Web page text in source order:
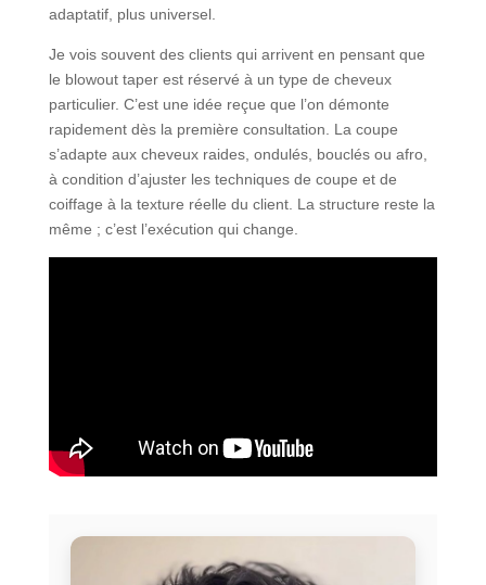
adaptatif, plus universel.
Je vois souvent des clients qui arrivent en pensant que
le blowout taper est réservé à un type de cheveux
particulier. C’est une idée reçue que l’on démonte
rapidement dès la première consultation. La coupe
s’adapte aux cheveux raides, ondulés, bouclés ou afro,
à condition d’ajuster les techniques de coupe et de
coiffage à la texture réelle du client. La structure reste la
même ; c’est l’exécution qui change.